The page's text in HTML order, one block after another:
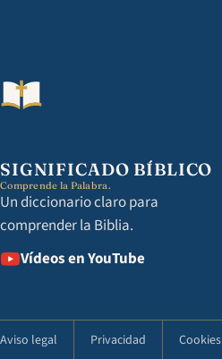
SIGNIFICADO BÍBLICO
Comprende la Palabra.
Un diccionario claro para
comprender la Biblia.
Vídeos en YouTube
Aviso legal Privacidad Cookies